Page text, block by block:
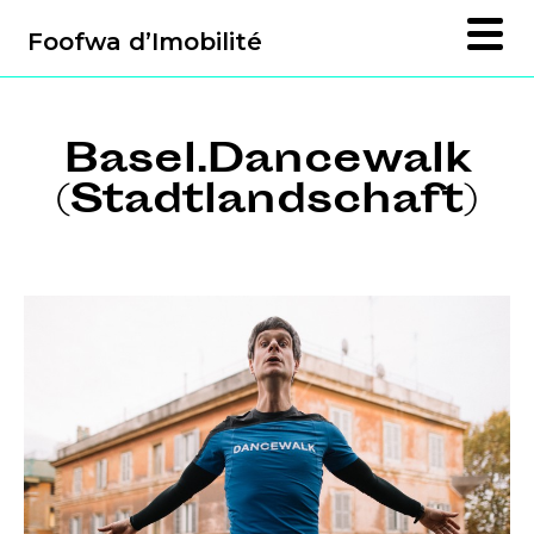
Foofwa d’Imobilité
Basel.Dancewalk
(Stadtlandschaft)